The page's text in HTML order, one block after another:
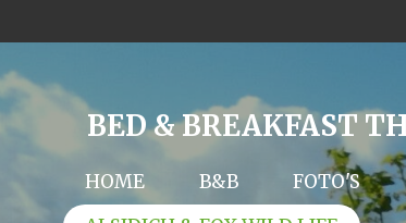
naar
hoofdinhoudBED & BREAKFAST
HOME B&B FOTO'S